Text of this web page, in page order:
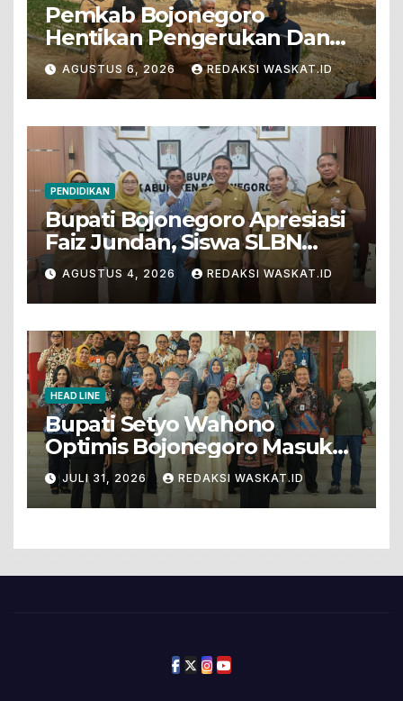
Pemkab Bojonegoro
Hentikan Pengerukan Dan
Penjualan Tanah Dari Lahan
Pertanian
AGUSTUS 6, 2026 REDAKSI WASKAT.ID
PENDIDIKAN
Bupati Bojonegoro Apresiasi
Faiz Jundan, Siswa SLBN
Gunungsari Baureno Masuk
LKS Diksus Tingkat Nasional
AGUSTUS 4, 2026 REDAKSI WASKAT.ID
HEAD LINE
Bupati Setyo Wahono
Optimis Bojonegoro Masuk
Unesco Global Geopark
JULI 31, 2026 REDAKSI WASKAT.ID